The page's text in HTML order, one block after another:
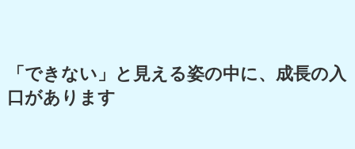
「できない」と見える姿の中に、成長の入
口があります